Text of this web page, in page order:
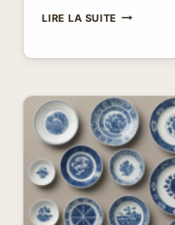
LIRE LA SUITEPRIX
:
INVESTIR
?